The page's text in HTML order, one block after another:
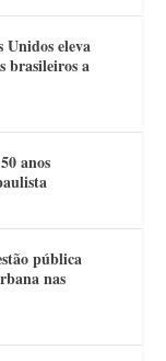
Unidos eleva
brasileiros a
anos
pública
nas